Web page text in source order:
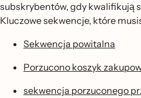
subskrybentów, gdy kwalifikują
Kluczowe sekwencje, które
Sekwencja powitalna
Porzucono koszyk
sekwencja porzuconego